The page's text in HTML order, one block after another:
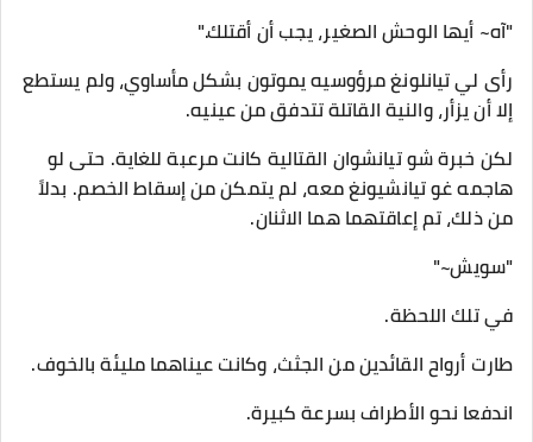
"آه~ أيها الوحش الصغير، يجب أن أقتلك."
رأى لي تيانلونغ مرؤوسيه يموتون بشكل مأساوي، ولم يستطع
إلا أن يزأر، والنية القاتلة تتدفق من عينيه.
لكن خبرة شو تيانشوان القتالية كانت مرعبة للغاية. حتى لو
هاجمه غو تيانشيونغ معه، لم يتمكن من إسقاط الخصم. بدلاً
من ذلك، تم إعاقتهما هما الاثنان.
"سويش~"
في تلك اللحظة.
طارت أرواح القائدين من الجثث، وكانت عيناهما مليئة بالخوف.
اندفعا نحو الأطراف بسرعة كبيرة.